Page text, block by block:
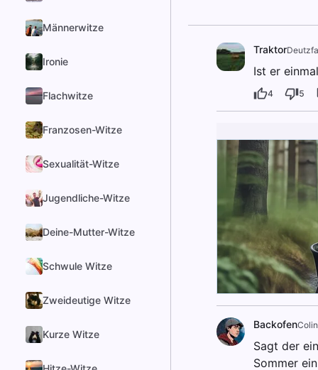
Männerwitze
Ironie
Flachwitze
Franzosen-Witze
Sexualität-Witze
Jugendliche-Witze
Deine-Mutter-Witze
Schwule Witze
Zweideutige Witze
Kurze Witze
Traktor
Ist er
4 5
BackofenColin
Sagt der
Sommer